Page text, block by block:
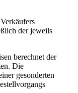
der jeweils
berechnet der
Die
gesonderten